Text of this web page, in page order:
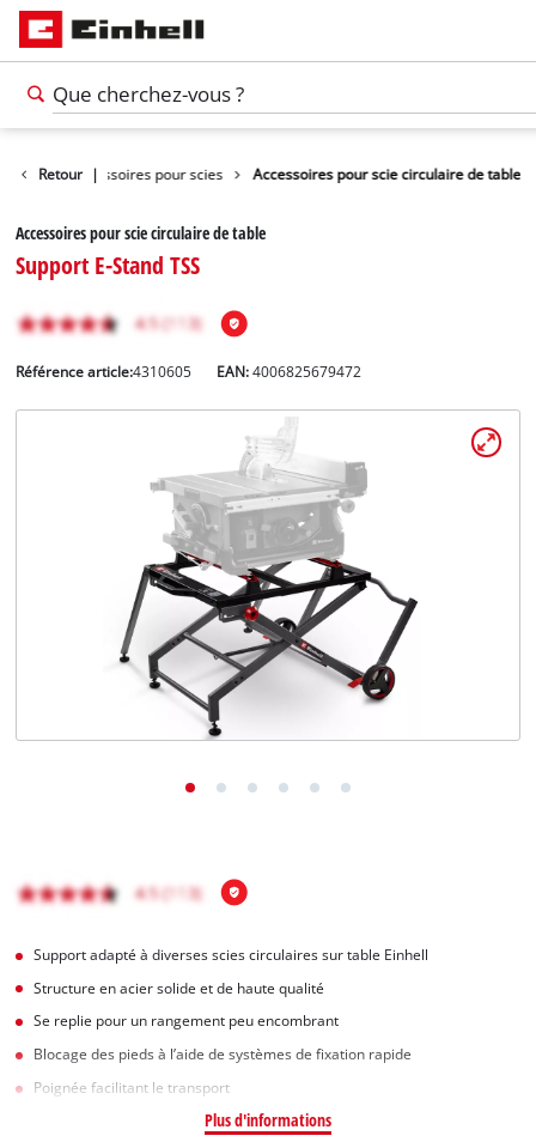
Retour |
Accessoires pour scies Accessoires pour scie circulaire de table
Accessoires pour scie circulaire de table
Support E-Stand TSS
Référence article:4310605 EAN:4006825679472
Support adapté à diverses scies circulaires sur table Einhell
Structure en acier solide et de haute qualité
Se replie pour un rangement peu encombrant
Blocage des pieds à l’aide de systèmes de fixation rapide
Poignée facilitant le transport
Plus d'informations